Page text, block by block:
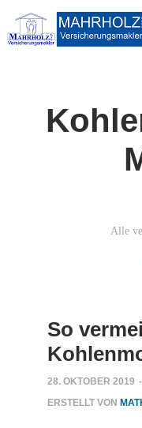
Alle
So
28. OKTOBER 2019 -
ERSTELLT VON